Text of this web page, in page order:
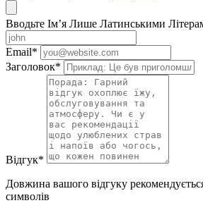
Вводьте Ім’я Лише Латинськими
Email*
Заголовок*
Відгук*
Довжина вашого відгуку
символів